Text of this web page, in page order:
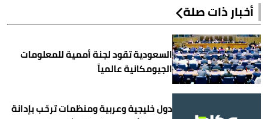
أخبار ذات صلة
السعودية تقود لجنة أممية للمعلومات
الجيومكانية عالمياً
دول خليجية وعربية ومنظمات ترحّب بإدانة